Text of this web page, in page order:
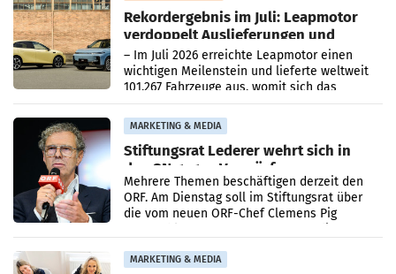
Rekordergebnis im Juli: Leapmotor
verdoppelt Auslieferungen und
überschreitet die 100.000er-Marke
– Im Juli 2026 erreichte Leapmotor einen
wichtigen Meilenstein und lieferte weltweit
101.267 Fahrzeuge aus, womit sich das
Ergebnis gegenüber Juli 2025 mehr als
verdoppelte (+102
MARKETING & MEDIA
Stiftungsrat Lederer wehrt sich in
den SN gegen Vorwürfe
Mehrere Themen beschäftigen derzeit den
ORF. Am Dienstag soll im Stiftungsrat über
die vom neuen ORF-Chef Clemens Pig
MARKETING & MEDIA